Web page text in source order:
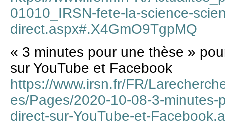
01010_IRSN-fete-la-science-
direct.aspx#.X4GmO9TgpMQ
« 3 minutes pour une thèse »
sur YouTube et Facebook
https://www.irsn.fr/FR/
es/Pages/2020-10-08-3-
direct-sur-YouTube-et-